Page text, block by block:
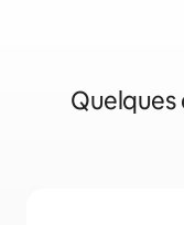
Quelques